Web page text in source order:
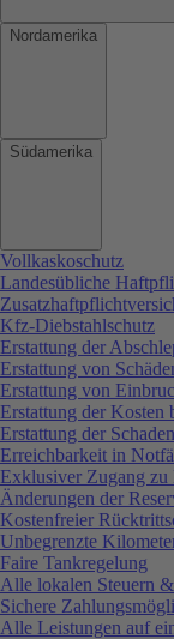
Nordamerika
Südamerika
Vollkaskoschutz
Landesübliche
Kfz-Diebstahlschutz
Erstattung der
Erstattung von
Erstattung von
Erstattung der Kosten
Erstattung der
Erreichbarkeit in
Exklusiver Zugang
Änderungen der
Kostenfreier
Unbegrenzte
Faire Tankregelung
Alle lokalen Steuern
Sichere
Alle Leistungen auf